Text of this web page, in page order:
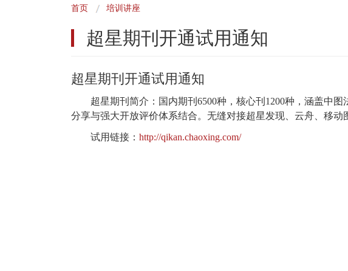
包
屑
首页 培训讲座
超星期刊开通试用通知
超星期刊开通试用通知
超星期刊简介：国内期刊6500种，核心刊1200种，涵盖中
分享与强大开放评价体系结合。无缝对接超星发现、云舟、移动
试用链接： http://qikan.chaoxing.com/